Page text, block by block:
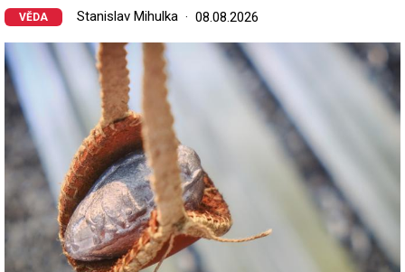
VĚDA Stanislav Mihulka 08.08.2026
Image